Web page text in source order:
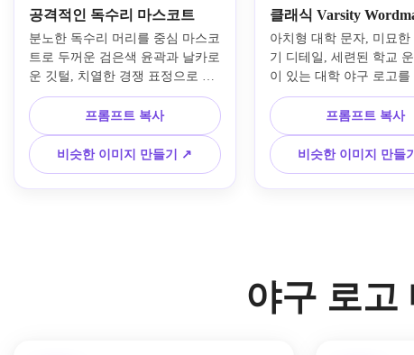
공격적인 독수리 마스코트
분노한 독수리 머리를 중심 마스코
트로 두꺼운 검은색 윤곽과 날카로
운 깃털, 치열한 경쟁 표정으로 치
열한 야구팀 로고를 만들어 보세
요. 대담한 레드와 네이비 팔레트,
역동적인 스포츠 엠블럼 구성, 깔
끔한 벡터 마감, 높은 대비, 균형
잡힌 대칭, 투명 배경 로고 룩을 사
용하세요.
프롬프트 복사
비슷한 이미지 만들기 ↗
클래식 Varsity
아치형 대학 문자, 미묘한
기 디테일, 세련된 학교
이 있는 대학 야구 로고를
하세요. 블록 스포츠 타
피, 레드 화이트 및 블루
트, 선명한 벡터 가장자리
성, 깔끔한 간격, 유니폼,
팀 브랜딩에 적합한 챔피
엠블럼을 사용하세요.
프롬프트 복사
비슷한 이미지 만들
야구 로고